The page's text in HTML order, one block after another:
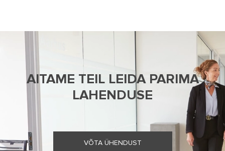
AITAME TEIL LEIDA PARIMA
LAHENDUSE
VÕTA ÜHENDUST